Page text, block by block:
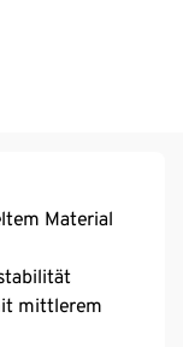
Material
mittlerem